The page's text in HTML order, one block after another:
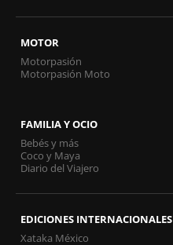
MOTOR
Motorpasión
Motorpasión Moto
FAMILIA Y OCIO
Bebés y más
Coco y Maya
Diario del Viajero
EDICIONES INTERNACIONALES
Xataka México